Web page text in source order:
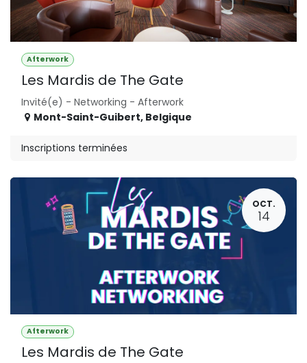
Afterwork
Les Mardis de The Gate
Invité(e) - Networking - Afterwork
Mont-Saint-Guibert, Belgique
Inscriptions terminées
OCT.
14
Afterwork
Les Mardis de The Gate